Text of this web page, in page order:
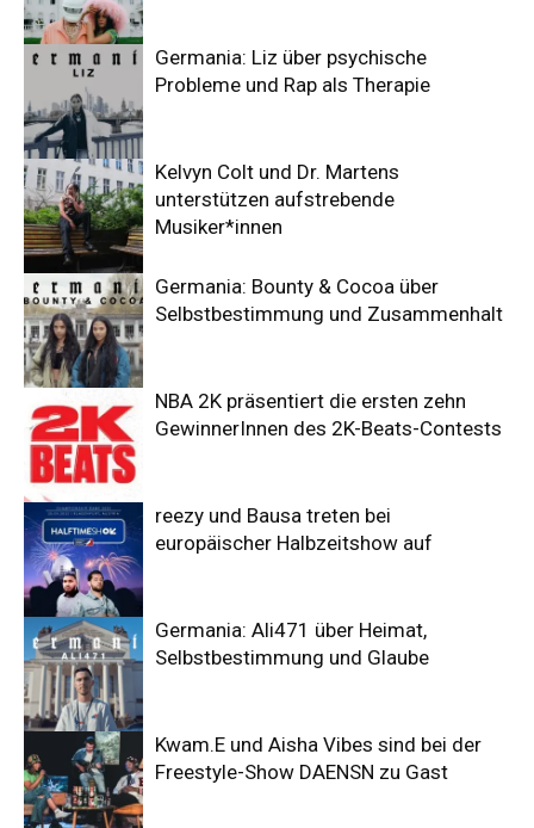
Germania: Liz über psychische
Probleme und Rap als Therapie
Kelvyn Colt und Dr. Martens
unterstützen aufstrebende
Musiker*innen
Germania: Bounty & Cocoa über
Selbstbestimmung und Zusammenhalt
NBA 2K präsentiert die ersten zehn
GewinnerInnen des 2K-Beats-Contests
reezy und Bausa treten bei
europäischer Halbzeitshow auf
Germania: Ali471 über Heimat,
Selbstbestimmung und Glaube
Kwam.E und Aisha Vibes sind bei der
Freestyle-Show DAENSN zu Gast